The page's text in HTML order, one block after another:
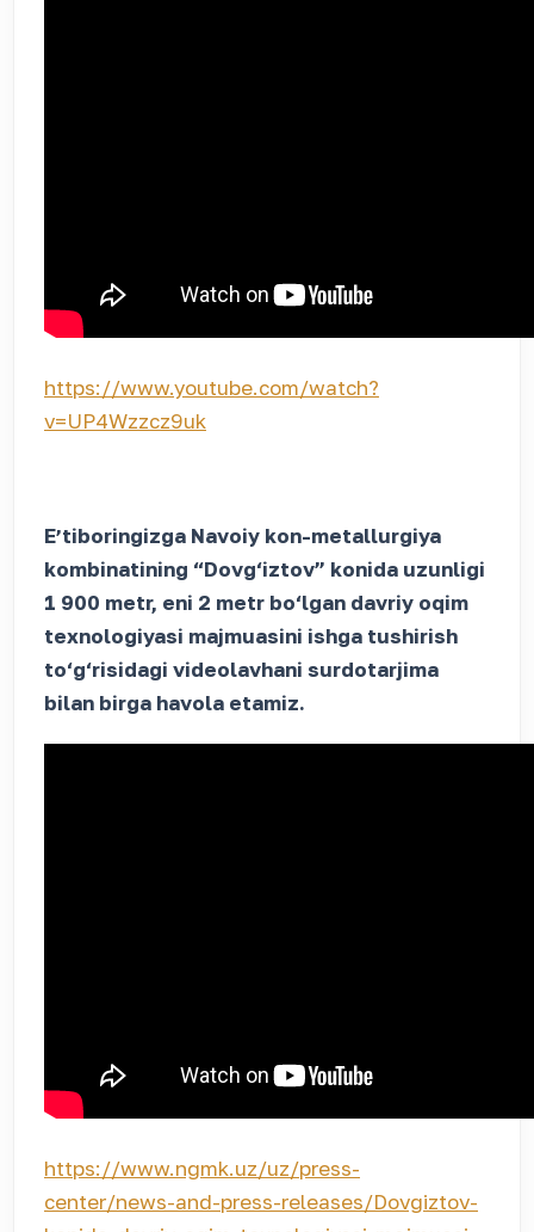
https://www.youtube.com/watch?
v=UP4Wzzcz9uk
Eʼtiboringizga Navoiy kon-metallurgiya
kombinatining “Dovg‘iztov” konida uzunligi
1 900 metr, eni 2 metr bo‘lgan davriy oqim
texnologiyasi majmuasini ishga tushirish
to‘g‘risidagi videolavhani surdotarjima
bilan birga havola etamiz.
https://www.ngmk.uz/uz/press-
center/news-and-press-releases/Dovgiztov-